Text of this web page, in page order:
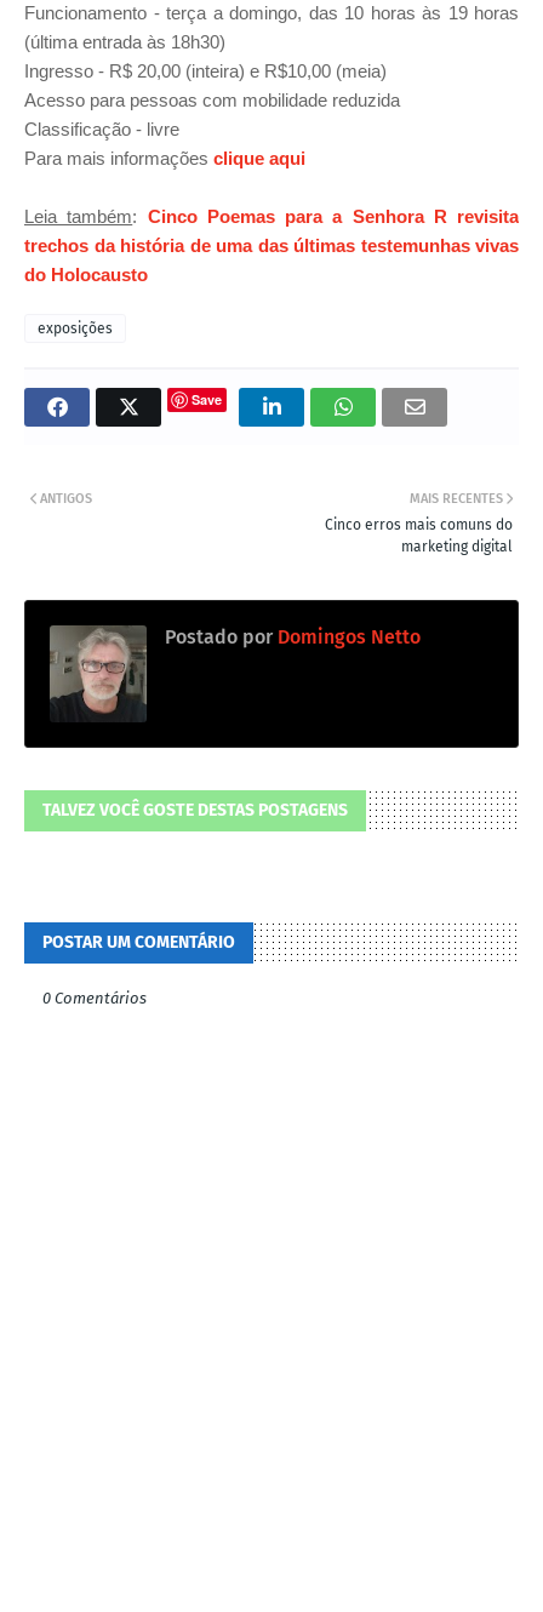
Funcionamento - terça a domingo, das 10 horas às 19 horas
(última entrada às 18h30)
Ingresso - R$ 20,00 (inteira) e R$10,00 (meia)
Acesso para pessoas com mobilidade reduzida
Classificação - livre
Para mais informações clique aqui
Leia também: Cinco Poemas para a Senhora R revisita
trechos da história de uma das últimas testemunhas vivas
do Holocausto
exposições
Save
MAIS RECENTES
Cinco erros mais comuns do
marketing digital
ANTIGOS
Postado por Domingos Netto
TALVEZ VOCÊ GOSTE DESTAS POSTAGENS
POSTAR UM COMENTÁRIO
0 Comentários